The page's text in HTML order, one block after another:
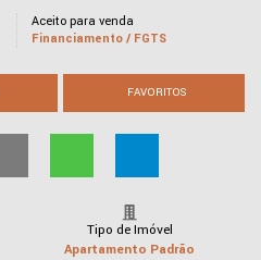
Aceito para venda
Financiamento / FGTS
FAVORITOS
Tipo de Imóvel
Apartamento Padrão